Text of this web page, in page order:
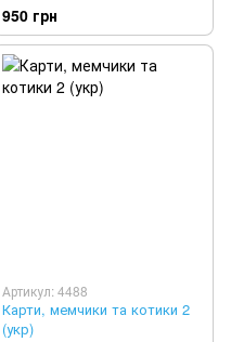
950 грн
Артикул: 4488
Карти, мемчики та котики 2
(укр)